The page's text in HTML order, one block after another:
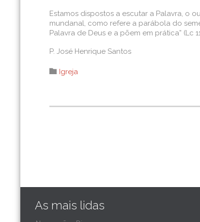
Estamos dispostos a escutar a Palavra, o
mundanal, como refere a parábola do
Palavra de Deus e a põem em prática” (Lc
P. José Henrique Santos
 Category
Igreja
As mais lidas